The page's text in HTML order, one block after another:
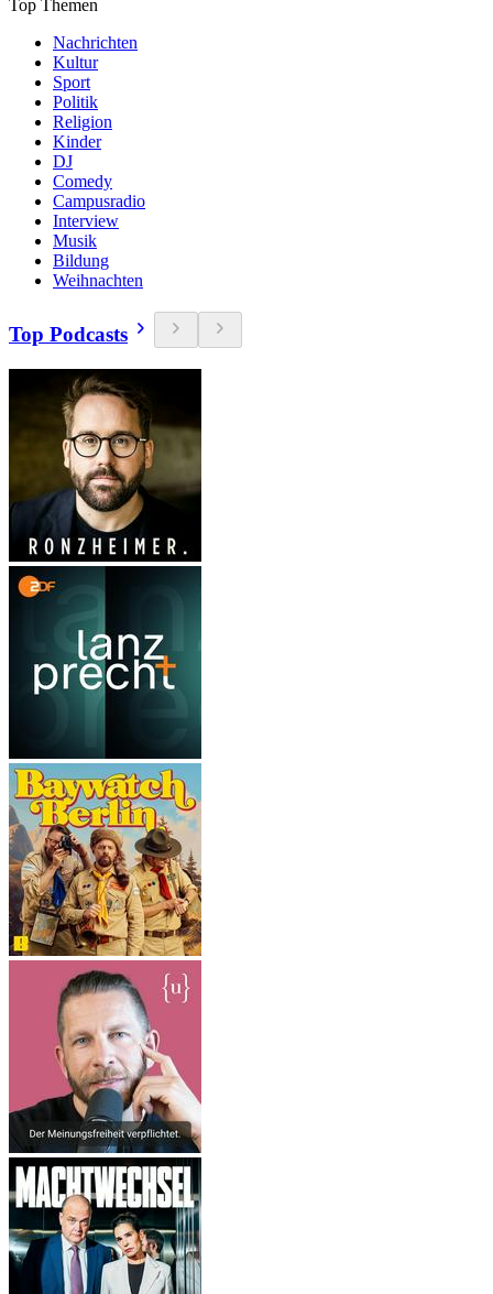
Top Themen
Nachrichten
Kultur
Sport
Politik
Religion
Kinder
DJ
Comedy
Campusradio
Interview
Musik
Bildung
Weihnachten
Top Podcasts